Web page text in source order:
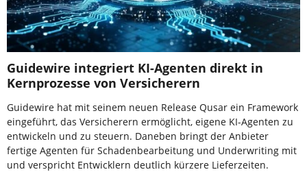
Guidewire integriert KI-Agenten direkt in
Kernprozesse von Versicherern
Guidewire hat mit seinem neuen Release Qusar ein Framework
eingeführt, das Versicherern ermöglicht, eigene KI-Agenten zu
entwickeln und zu steuern. Daneben bringt der Anbieter
fertige Agenten für Schadenbearbeitung und Underwriting mit
und verspricht Entwicklern deutlich kürzere Lieferzeiten.